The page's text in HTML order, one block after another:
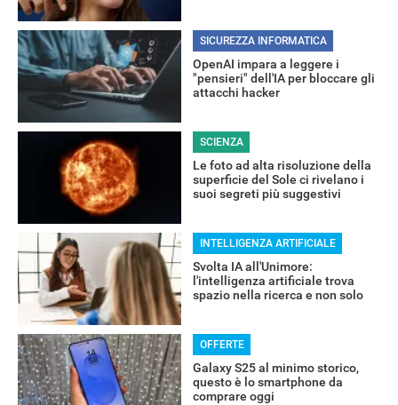
RECENSIONI
SICUREZZA INFORMATICA
OpenAI impara a leggere i
"pensieri" dell'IA per bloccare gli
attacchi hacker
SCIENZA
Le foto ad alta risoluzione della
superficie del Sole ci rivelano i
suoi segreti più suggestivi
INTELLIGENZA ARTIFICIALE
Svolta IA all'Unimore:
l'intelligenza artificiale trova
spazio nella ricerca e non solo
OFFERTE
Galaxy S25 al minimo storico,
questo è lo smartphone da
comprare oggi